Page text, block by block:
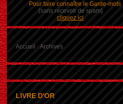
Pour faire connaître le Garde-mots
(sans recevoir de spam)
cliquez ici
Accueil -Archives
LIVRE D'OR